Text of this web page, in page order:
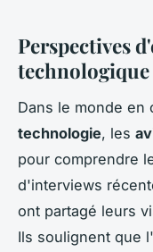
Perspectives
technologique
Dans le monde en
technologie, les
pour comprendre
d'interviews
ont partagé leurs
Ils soulignent que l'